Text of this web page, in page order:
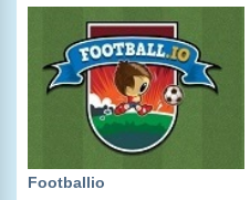
Footballio